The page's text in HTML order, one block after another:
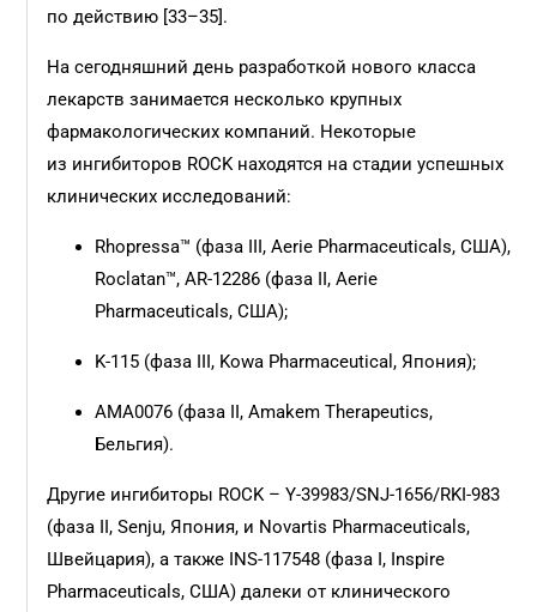
по действию [33–35].
На сегодняшний день разработкой нового класса
лекарств занимается несколько крупных
фармакологических компаний. Некоторые
из ингибиторов ROCK находятся на стадии успешных
клинических исследований:
Rhopressa™ (фаза III, Aerie Pharmaceuticals, США),
Roclatan™, AR-12286 (фаза II, Aerie
Pharmaceuticals, США);
K-115 (фаза III, Kowa Pharmaceutical, Япония);
AMA0076 (фаза II, Amakem Therapeutics,
Бельгия).
Другие ингибиторы ROCK – Y-39983/SNJ-1656/RKI-983
(фаза II, Senju, Япония, и Novartis Pharmaceuticals,
Швейцария), а также INS-117548 (фаза I, Inspire
Pharmaceuticals, США) далеки от клинического